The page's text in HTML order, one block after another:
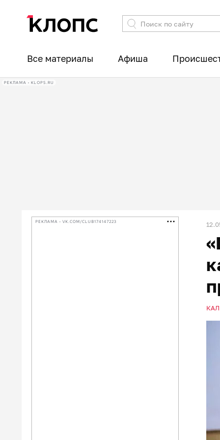
Все материалы Афиша
РЕКЛАМА • KLOPS.RU
РЕКЛАМА • VK.COM/CLUB174147223